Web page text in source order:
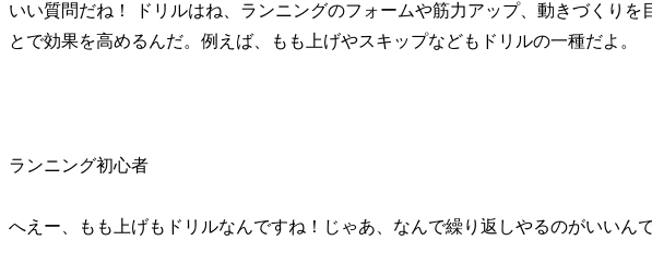
いい質問だね！ ドリルはね、ランニングのフォームや筋力アップ、動きづくりを
とで効果を高めるんだ。例えば、もも上げやスキップなどもドリルの一種だよ。
ランニング初心者
へえー、もも上げもドリルなんですね！じゃあ、なんで繰り返しやるのがいいん